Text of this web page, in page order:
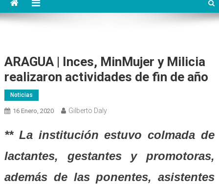
ARAGUA | Inces, MinMujer y Milicia
realizaron actividades de fin de año
Noticias
16 Enero, 2020 Gilberto Daly
** La institución estuvo colmada de
lactantes, gestantes y promotoras,
además de las ponentes, asistentes